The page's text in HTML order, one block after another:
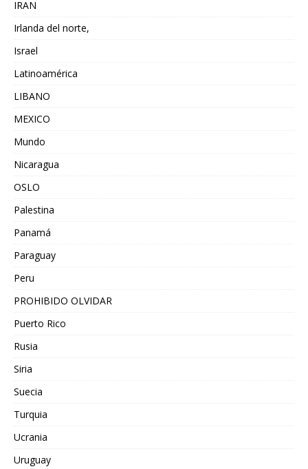
IRAN
Irlanda del norte,
Israel
Latinoamérica
LIBANO
MEXICO
Mundo
Nicaragua
OSLO
Palestina
Panamá
Paraguay
Peru
PROHIBIDO OLVIDAR
Puerto Rico
Rusia
Siria
Suecia
Turquia
Ucrania
Uruguay